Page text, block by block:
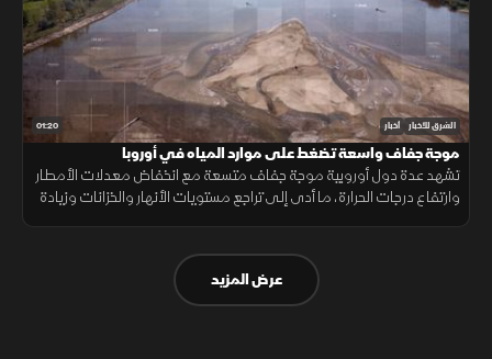
01:20 الشرق للأخبار أخبار
موجة جفاف واسعة تضغط على موارد المياه في أوروبا
تشهد عدة دول أوروبية موجة جفاف متسعة مع انخفاض معدلات الأمطار
وارتفاع درجات الحرارة، ما أدى إلى تراجع مستويات الأنهار والخزانات وزيادة
عرض المزيد